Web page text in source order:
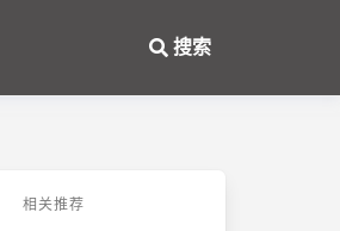
搜索
相关推荐